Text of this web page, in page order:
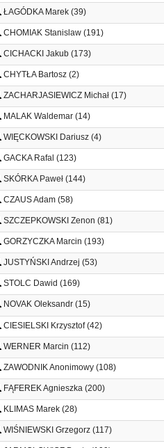
ŁAGÓDKA Marek (39)
CHOMIAK Stanislaw (191)
CICHACKI Jakub (173)
CHYTŁA Bartosz (2)
ZACHARJASIEWICZ Michał (17)
MALAK Waldemar (14)
WIĘCKOWSKI Dariusz (4)
GACKA Rafal (123)
SKÓRKA Paweł (144)
CZAUS Adam (58)
SZCZEPKOWSKI Zenon (81)
GORZYCZKA Marcin (193)
JUSTYŃSKI Andrzej (53)
STOLC Dawid (169)
NOVAK Oleksandr (15)
CIESIELSKI Krzysztof (42)
WERNER Marcin (112)
ZAWODNIK Anonimowy (108)
FĄFEREK Agnieszka (200)
KLIMAS Marek (28)
WIŚNIEWSKI Grzegorz (117)